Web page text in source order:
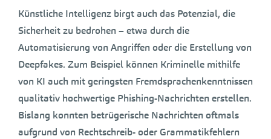
Künstliche Intelligenz birgt auch das Potenzial, die
Sicherheit zu bedrohen – etwa durch die
Automatisierung von Angriffen oder die Erstellung von
Deepfakes. Zum Beispiel können Kriminelle mithilfe
von KI auch mit geringsten Fremdsprachenkenntnissen
qualitativ hochwertige Phishing-Nachrichten erstellen.
Bislang konnten betrügerische Nachrichten oftmals
aufgrund von Rechtschreib- oder Grammatikfehlern